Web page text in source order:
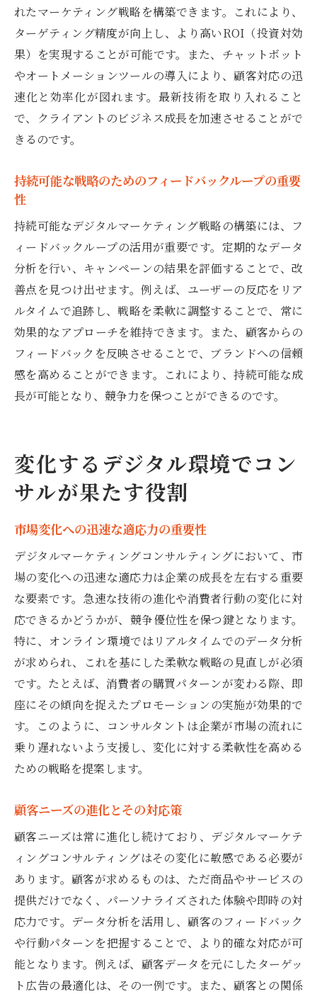
れたマーケティング戦略を構築できます。これにより、
ターゲティング精度が向上し、より高いROI（投資対効
果）を実現することが可能です。また、チャットボット
やオートメーションツールの導入により、顧客対応の迅
速化と効率化が図れます。最新技術を取り入れること
で、クライアントのビジネス成長を加速させることがで
きるのです。
持続可能な戦略のためのフィードバックループの重要
性
持続可能なデジタルマーケティング戦略の構築には、フ
ィードバックループの活用が重要です。定期的なデータ
分析を行い、キャンペーンの結果を評価することで、改
善点を見つけ出せます。例えば、ユーザーの反応をリア
ルタイムで追跡し、戦略を柔軟に調整することで、常に
効果的なアプローチを維持できます。また、顧客からの
フィードバックを反映させることで、ブランドへの信頼
感を高めることができます。これにより、持続可能な成
長が可能となり、競争力を保つことができるのです。
変化するデジタル環境でコン
サルが果たす役割
市場変化への迅速な適応力の重要性
デジタルマーケティングコンサルティングにおいて、市
場の変化への迅速な適応力は企業の成長を左右する重要
な要素です。急速な技術の進化や消費者行動の変化に対
応できるかどうかが、競争優位性を保つ鍵となります。
特に、オンライン環境ではリアルタイムでのデータ分析
が求められ、これを基にした柔軟な戦略の見直しが必須
です。たとえば、消費者の購買パターンが変わる際、即
座にその傾向を捉えたプロモーションの実施が効果的で
す。このように、コンサルタントは企業が市場の流れに
乗り遅れないよう支援し、変化に対する柔軟性を高める
ための戦略を提案します。
顧客ニーズの進化とその対応策
顧客ニーズは常に進化し続けており、デジタルマーケテ
ィングコンサルティングはその変化に敏感である必要が
あります。顧客が求めるものは、ただ商品やサービスの
提供だけでなく、パーソナライズされた体験や即時の対
応力です。データ分析を活用し、顧客のフィードバック
や行動パターンを把握することで、より的確な対応が可
能となります。例えば、顧客データを元にしたターゲッ
ト広告の最適化は、その一例です。また、顧客との関係